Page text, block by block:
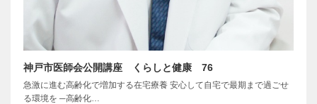
神戸市医師会公開講座 くらしと健康 76
急激に進む高齢化で増加する在宅療養 安心して自宅で最期まで過ごせ
る環境を ─高齢化…